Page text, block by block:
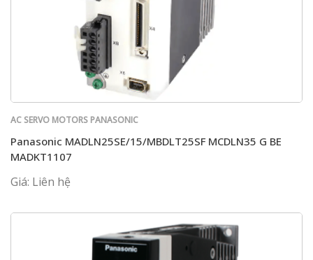
AC SERVO MOTORS PANASONIC
Panasonic MADLN25SE/15/MBDLT25SF MCDLN35 G BE
MADKT1107
Giá: Liên hệ